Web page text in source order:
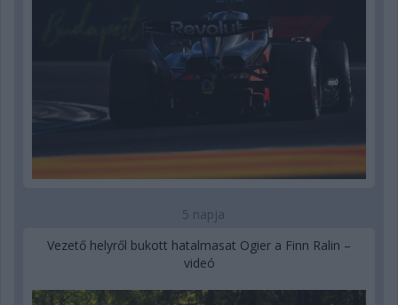
5 napja
Vezető helyről bukott hatalmasat Ogier a Finn Ralin –
videó